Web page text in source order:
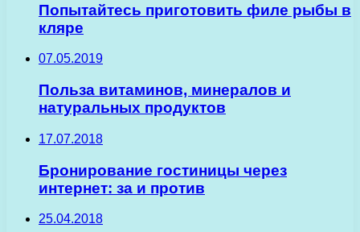
Попытайтесь приготовить филе рыбы в
кляре
07.05.2019
Польза витаминов, минералов и
натуральных продуктов
17.07.2018
Бронирование гостиницы через
интернет: за и против
25.04.2018